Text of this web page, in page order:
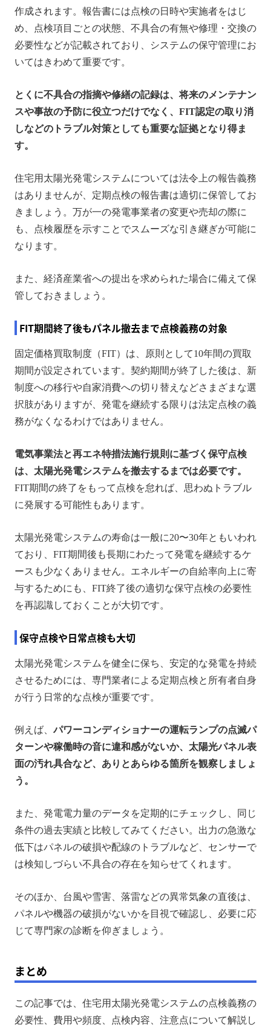
作成されます。報告書には点検の日時や実施者をはじ
め、点検項目ごとの状態、不具合の有無や修理・交換の
必要性などが記載されており、システムの保守管理にお
いてはきわめて重要です。
とくに不具合の指摘や修繕の記録は、将来のメンテナン
スや事故の予防に役立つだけでなく、FIT認定の取り消
しなどのトラブル対策としても重要な証拠となり得ま
す。
住宅用太陽光発電システムについては法令上の報告義務
はありませんが、定期点検の報告書は適切に保管してお
きましょう。万が一の発電事業者の変更や売却の際に
も、点検履歴を示すことでスムーズな引き継ぎが可能に
なります。
また、経済産業省への提出を求められた場合に備えて保
管しておきましょう。
FIT期間終了後もパネル撤去まで点検義務の対象
固定価格買取制度（FIT）は、原則として10年間の買取
期間が設定されています。契約期間が終了した後は、新
制度への移行や自家消費への切り替えなどさまざまな選
択肢がありますが、発電を継続する限りは法定点検の義
務がなくなるわけではありません。
電気事業法と再エネ特措法施行規則に基づく保守点検
は、太陽光発電システムを撤去するまでは必要です。
FIT期間の終了をもって点検を怠れば、思わぬトラブル
に発展する可能性もあります。
太陽光発電システムの寿命は一般に20〜30年ともいわれ
ており、FIT期間後も長期にわたって発電を継続するケ
ースも少なくありません。エネルギーの自給率向上に寄
与するためにも、FIT終了後の適切な保守点検の必要性
を再認識しておくことが大切です。
保守点検や日常点検も大切
太陽光発電システムを健全に保ち、安定的な発電を持続
させるためには、専門業者による定期点検と所有者自身
が行う日常的な点検が重要です。
例えば、パワーコンディショナーの運転ランプの点滅パ
ターンや稼働時の音に違和感がないか、太陽光パネル表
面の汚れ具合など、ありとあらゆる箇所を観察しましょ
う。
また、発電電力量のデータを定期的にチェックし、同じ
条件の過去実績と比較してみてください。出力の急激な
低下はパネルの破損や配線のトラブルなど、センサーで
は検知しづらい不具合の存在を知らせてくれます。
そのほか、台風や雪害、落雷などの異常気象の直後は、
パネルや機器の破損がないかを目視で確認し、必要に応
じて専門家の診断を仰ぎましょう。
まとめ
この記事では、住宅用太陽光発電システムの点検義務の
必要性、費用や頻度、点検内容、注意点について解説し